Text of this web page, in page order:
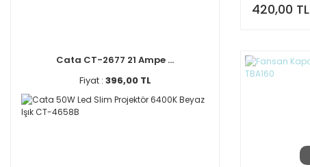
Cata CT-2677 21 Ampe ...
Fiyat : 396,00 TL
420,00 TL